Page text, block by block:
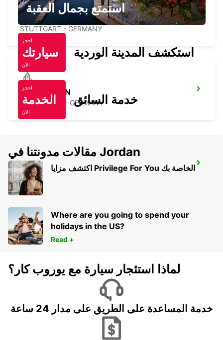
STUTTGART US MILITARY
STUTTGART - GERMANY
WAIBLINGEN
WAIBLINGEN - GERMANY
GOEPPINGEN
GOEPPINGEN - GERMANY
استمتع بجمال العقبة
احجز
سيارتك
الآن
استكشف المدينة الوردية
احجز
الخدمة
الآن
خدمة السائق
مقالات مدونتنا في Jordan
اكتشف مزايا Privilege For You الخاصة بك
Where are you going to spend your
holidays in the US?
Read +
لماذا استئجار سيارة مع يوروب كار؟
خدمة المساعدة على الطريق على مدار 24 ساعة